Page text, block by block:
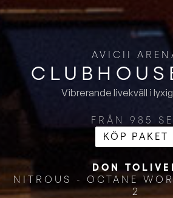
AVICII
Vibrerande livekväll i
FRÅN 985
KÖP PAKET
DON
NITROUS - OCTANE
2